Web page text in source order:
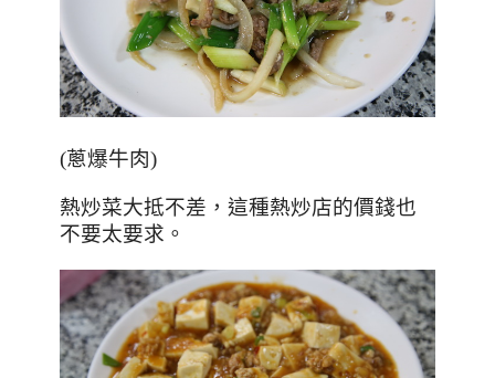
(蔥爆牛肉)
熱炒菜大抵不差，這種熱炒店的價錢也
不要太要求。